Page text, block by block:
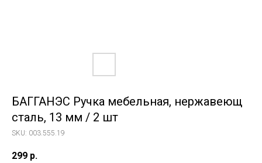
БАГГАНЭС Ручка мебельная, нержавеющ
сталь, 13 мм / 2 шт
SKU: 003.555.19
299 р.